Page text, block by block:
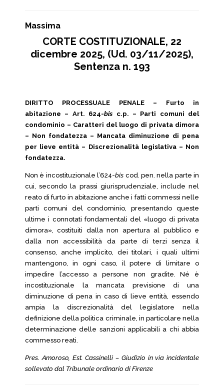
Massima
CORTE COSTITUZIONALE, 22
dicembre 2025, (Ud. 03/11/2025),
Sentenza n. 193
DIRITTO PROCESSUALE PENALE – Furto in
abitazione – Art. 624-bis c.p. – Parti comuni del
condominio – Caratteri del luogo di privata dimora
– Non fondatezza – Mancata diminuzione di pena
per lieve entità – Discrezionalità legislativa – Non
fondatezza.
Non è incostituzionale l’624-bis cod. pen. nella parte in
cui, secondo la prassi giurisprudenziale, include nel
reato di furto in abitazione anche i fatti commessi nelle
parti comuni del condominio, presentando queste
ultime i connotati fondamentali del «luogo di privata
dimora», costituiti dalla non apertura al pubblico e
dalla non accessibilità da parte di terzi senza il
consenso, anche implicito, dei titolari, i quali ultimi
mantengono, in ogni caso, il potere di limitare o
impedire l’accesso a persone non gradite. Né è
incostituzionale la mancata previsione di una
diminuzione di pena in caso di lieve entità, essendo
ampia la discrezionalità del legislatore nella
definizione della politica criminale, in particolare nella
determinazione delle sanzioni applicabili a chi abbia
commesso reati.
Pres. Amoroso, Est. Cassinelli – Giudizio in via incidentale
sollevato dal Tribunale ordinario di Firenze